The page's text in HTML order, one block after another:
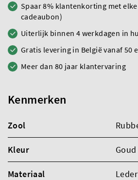
Spaar 8% klantenkorting met
cadeaubon)
Uiterlijk binnen 4 werkdagen in
Gratis levering in België vanaf 50
Meer dan 80 jaar klantervaring
Kenmerken
Zool
Kleur Goud
Materiaal Leder